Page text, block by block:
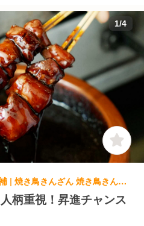
1/4
焼き鳥, 居酒屋 | 店長・店長候補 | 焼き鳥きんざん 焼き鳥きんざん名駅四丁目店
柄重視！昇進チャンス